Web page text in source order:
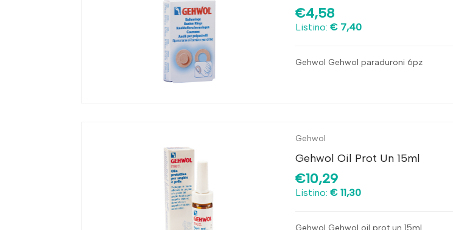
€4,58
Listino: € 7,40
Gehwol Gehwol paraduroni 6pz
Gehwol
Gehwol Oil Prot Un 15ml
€10,29
Listino: € 11,30
Gehwol Gehwol oil prot un 15ml